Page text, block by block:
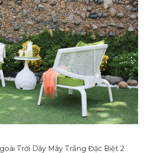
Trời Dây Mây Trắng Đặc Biệt 2